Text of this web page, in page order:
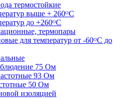
термостойкие
выше + 260ᴼС
до +260ᴼС
термопары
для температур от -60ᴼC до
75 Ом
93 Ом
50 Ом
изоляцией